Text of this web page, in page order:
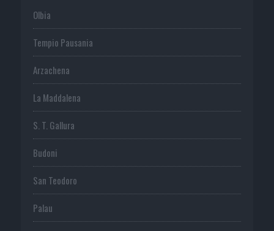
Olbia
Tempio Pausania
Arzachena
La Maddalena
S. T. Gallura
Budoni
San Teodoro
Palau